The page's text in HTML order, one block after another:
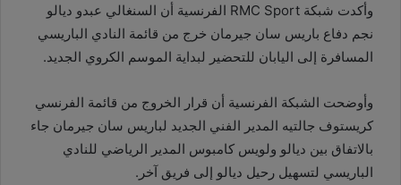
وأكدت شبكة RMC Sport الفرنسية أن السنغالي عبدو ديالو
نجم دفاع باريس سان جيرمان خرج من قائمة النادي الباريسي
المسافرة إلى اليابان للتحضير لبداية الموسم الكروي الجديد.
وأوضحت الشبكة الفرنسية أن قرار الخروج من قائمة الفرنسي
كريستوف جالتيه المدير الفني الجديد لباريس سان جيرمان جاء
بالاتفاق بين ديالو ولويس كامبوس المدير الرياضي للنادي
الباريسي لتسهيل رحيل ديالو إلى فريق آخر.